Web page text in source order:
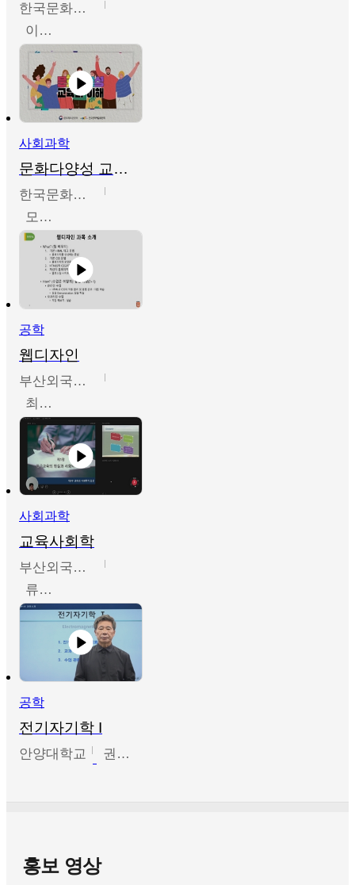
한국문화예술교육진흥원
이성민
사회과학
문화다양성 교육의 이해
한국문화예술교육진흥원
모경환,성상환,정문성
공학
웹디자인
부산외국어대학교
최진오
사회과학
교육사회학
부산외국어대학교
류영철
공학
전기자기학 I
안양대학교 권원현
홍보 영상